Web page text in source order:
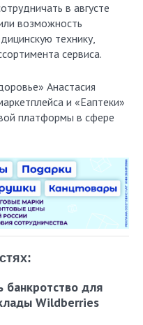
в августе
возможность
технику,
сервиса.
Анастасия
и «Еаптеки»
платформы в сфере
для
Wildberries